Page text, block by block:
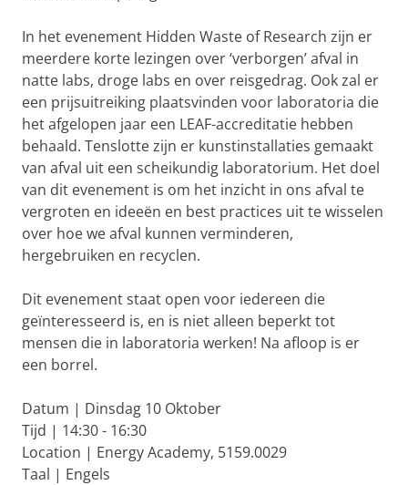
In het evenement Hidden Waste of Research zijn er
meerdere korte lezingen over ‘verborgen’ afval in
natte labs, droge labs en over reisgedrag. Ook zal er
een prijsuitreiking plaatsvinden voor laboratoria die
het afgelopen jaar een LEAF-accreditatie hebben
behaald. Tenslotte zijn er kunstinstallaties gemaakt
van afval uit een scheikundig laboratorium. Het doel
van dit evenement is om het inzicht in ons afval te
vergroten en ideeën en best practices uit te wisselen
over hoe we afval kunnen verminderen,
hergebruiken en recyclen.
Dit evenement staat open voor iedereen die
geïnteresseerd is, en is niet alleen beperkt tot
mensen die in laboratoria werken! Na afloop is er
een borrel.
Datum | Dinsdag 10 Oktober
Tijd | 14:30 - 16:30
Location | Energy Academy, 5159.0029
Taal | Engels